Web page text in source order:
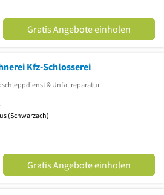
Gratis Angebote einholen
Kfz-Schlosserei
& Unfallreparatur
(Schwarzach)
Gratis Angebote einholen